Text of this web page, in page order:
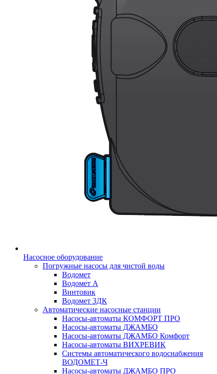
Насосное оборудование
Погружные насосы для чистой воды
Водомет
Водомет А
Винтовик
Водомет 3ДК
Автоматические насосные станции
Насосы-автоматы КОМФОРТ ПРО
Насосы-автоматы ДЖАМБО
Насосы-автоматы ДЖАМБО Комфорт
Насосы-автоматы ВИХРЕВИК
Системы автоматического водоснабжения
ВОДОМЕТ-Ч
Насосы-автоматы ДЖАМБО ПРО